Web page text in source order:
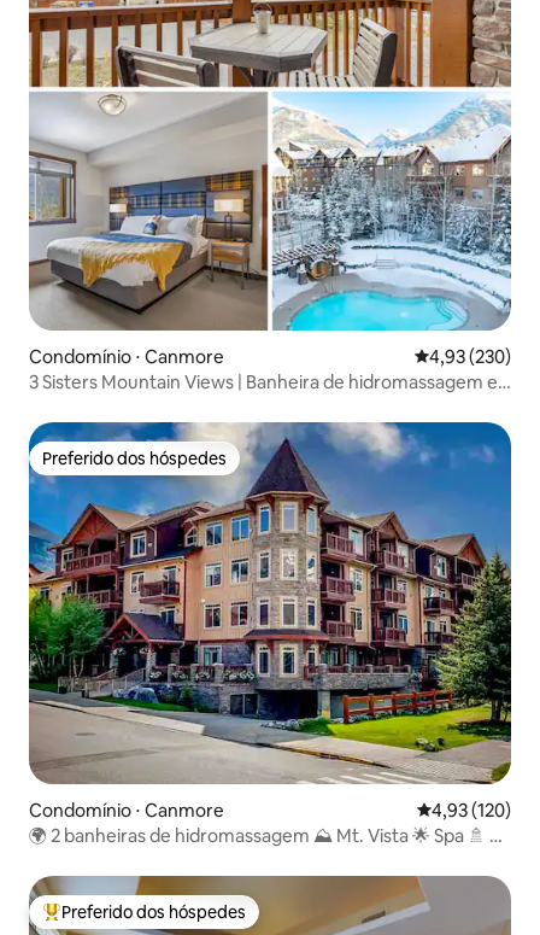
Condomínio ⋅ Canmore 4,93 de uma
4,93 (230)
3 Sisters Mountain Views | Banheira de hidromassagem e
Preferido dos hóspedes
Preferido dos hóspedes
Condomínio ⋅ Canmore 4,93 de uma
4,93 (120)
🌍 2 banheiras de hidromassagem ⛰️ Mt. Vista 🌟 Spa 🚿 ⭐️
Entre os melhores preferidos dos hóspedes
Preferido dos hóspedes